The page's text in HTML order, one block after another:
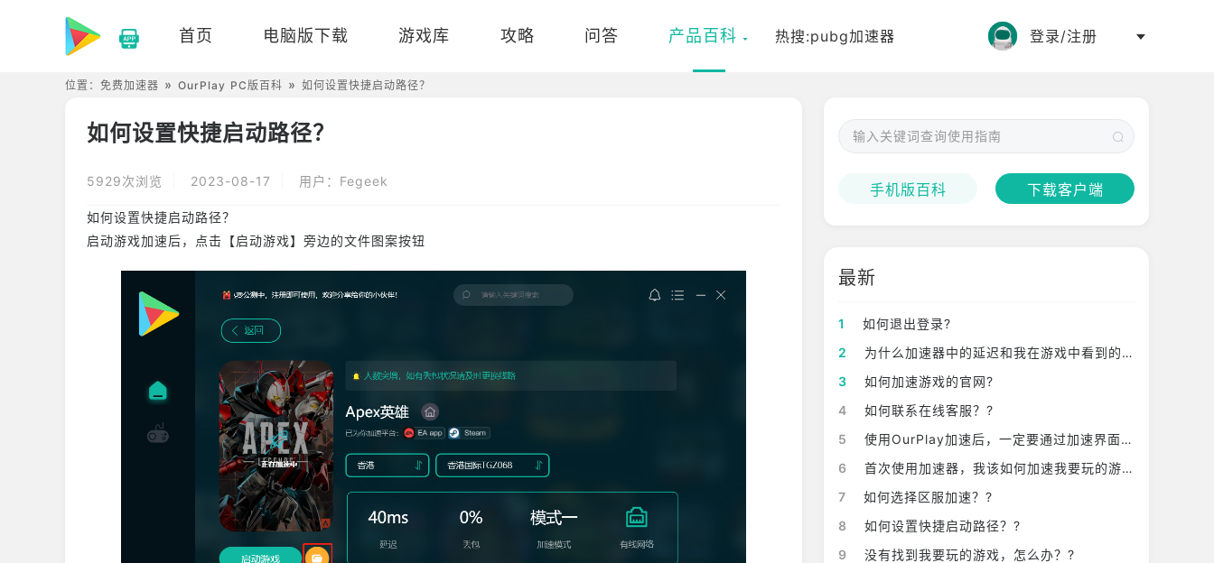
首页 电脑版下载 游戏库 攻略 问答 产品百科 热搜:pubg加速器 登录/注册
位置： 免费加速器 OurPlay PC版百科 如何设置快捷启动路径？
如何设置快捷启动路径？
5929次浏览 2023-08-17 用户：Fegeek
如何设置快捷启动路径？
启动游戏加速后，点击【启动游戏】旁边的文件图案按钮
手机版百科 下载客户端
最新
1
如何退出登录?
2
为什么加速器中的延迟和我在游戏中看到的不一样？?
3
如何加速游戏的官网?
4
如何联系在线客服？?
5
使用OurPlay加速后，一定要通过加速界面的启动游戏来开启游戏吗？?
6
首次使用加速器，我该如何加速我要玩的游戏？?
7
如何选择区服加速？?
8
如何设置快捷启动路径？?
9
没有找到我要玩的游戏，怎么办？?